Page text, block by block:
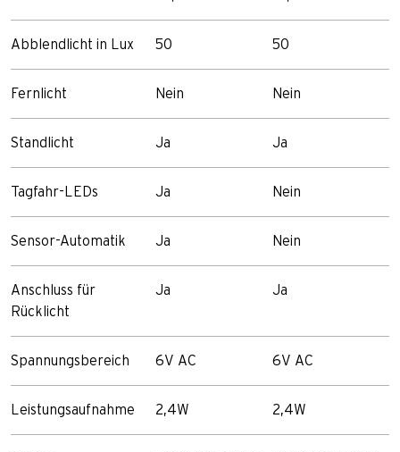
Abblendlicht in Lux 50 50
Fernlicht Nein Nein
Standlicht Ja Ja
Tagfahr-LEDs Ja Nein
Sensor-Automatik Ja Nein
Anschluss für
Rücklicht
Ja Ja
Spannungsbereich 6V AC 6V AC
Leistungsaufnahme 2,4W 2,4W